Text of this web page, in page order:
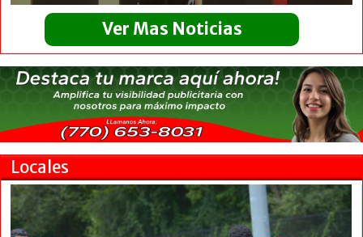
Ver Mas Noticias
Locales